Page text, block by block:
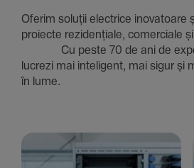
Oferim soluții electrice inova­toare
proiecte rezi­den­țiale,
Cu peste 70 de ani de
lucrezi mai inte­li­gent, mai sigur și
în lume.